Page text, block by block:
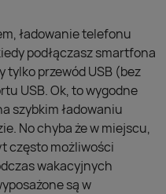
ładowanie telefonu
podłączasz smartfona
przewód USB (bez
USB. Ok, to wygodne
szybkim ładowaniu
No chyba że w miejscu,
często możliwości
wakacyjnych
są w